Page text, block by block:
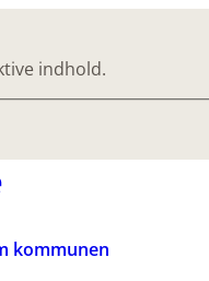
indhold.
kommunen